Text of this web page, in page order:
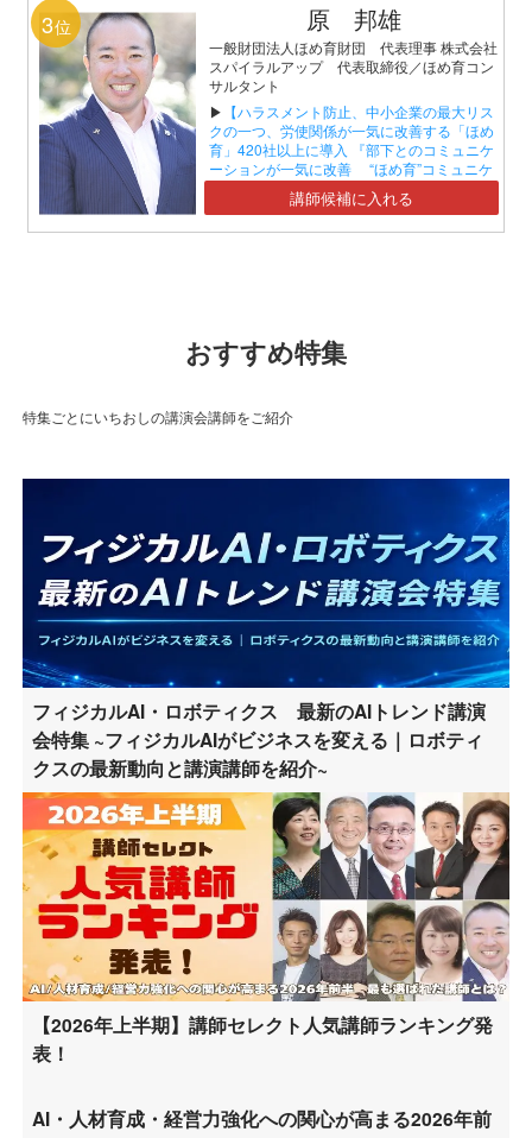
3位 原 邦雄
一般財団法人ほめ育財団 代表理事 株式会社
スパイラルアップ 代表取締役／ほめ育コン
サルタント
▶ 【ハラスメント防止、中小企業の最大リス
クの一つ、労使関係が一気に改善する「ほめ
育」420社以上に導入 『部下とのコミュニケ
ーションが一気に改善 “ほめ育”コミュニケ
ーションセミナー』】講師候補に入れる
おすすめ特集
特集ごとにいちおしの講演会講師をご紹介
フィジカルAI・ロボティクス 最新のAIトレンド講演
会特集 ~フィジカルAIがビジネスを変える｜ロボティ
クスの最新動向と講演講師を紹介~
【2026年上半期】講師セレクト人気講師ランキング発
表！
AI・人材育成・経営力強化への関心が高まる2026年前